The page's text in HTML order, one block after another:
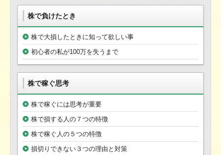
株で負けたとき
株で大損したときに知って欲しい事
初心者の私が100万を失うまで
株で稼ぐ思考
株で稼ぐには思考が重要
株で損する人の７つの特徴
株で稼ぐ人の５つの特徴
損切りできない３つの理由と対策